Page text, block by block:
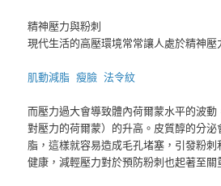
精神壓力與粉刺
現代生活的高壓環境常常讓人處於精神壓
肌動減脂 瘦臉 法令紋
而壓力過大會導致體內荷爾蒙水平的波
對壓力的荷爾蒙）的升高。皮質醇的分
脂，這樣就容易造成毛孔堵塞，引發粉
健康，減輕壓力對於預防粉刺也起著至關